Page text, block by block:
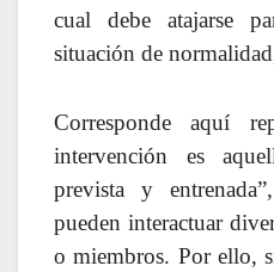
cual debe atajarse
situación de
Corresponde aquí
intervención es
prevista y
pueden interactuar
o miembros. Por ello,